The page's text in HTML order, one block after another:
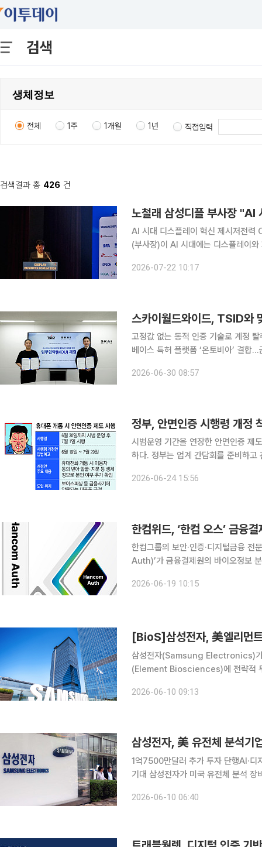
검색
전체 1주 1개월 1년 직접입력
검색결과 총 426 건
AI 시대 디스플레이 혁신 제시저전력 OLED·자율공장 청사
(부사장)이 AI 시대에는 디스플레이
스플레이 비즈니스포럼 2026' 기조
2026-07-22 10:17
고정값 없는 동적 인증 기술로 계정
베이스 특허 플랫폼 ‘온토비아’ 결합…금융·공공 시장 조준 인
차세대 AI 인프라 시장에 진출한다.
2026-06-30 08:57
정부, 안면인증 시행령 개정
시범운영 기간을 연장한 안면인증 제
하다. 정부는 업계 간담회를 준비하
24일 통신업계에 따르면 7월 1일 안
2026-06-24 15:56
한컴위드, ‘한컴 오스’ 금융
한컴그룹의 보안·인증·디지털금융
Auth)’가 금융결제원의 바이오정보 분산
하는 시스템의 기술 성능과 보안성을
2026-06-19 10:15
[BioS]삼성전자, 美엘리먼
삼성전자(Samsung Electronics)가
(Element Biosciences)에 전략적 투
다. 앞서 삼성전자는 2024년 7월 엘
2026-06-10 09:13
1억7500만달러 추가 투자 단행AI·디
기대 삼성전자가 미국 유전체 분석 장비 기업 엘리먼트 바이오사이언스(Element Biosciences)
목해 미래 정밀의료 시장 선점에 나선
2026-06-10 06:40